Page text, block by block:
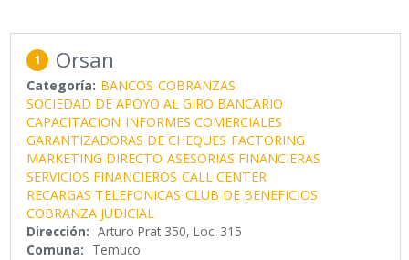
1 Orsan
Categoría: BANCOS COBRANZAS
SOCIEDAD DE APOYO AL GIRO BANCARIO
CAPACITACION INFORMES COMERCIALES
GARANTIZADORAS DE CHEQUES FACTORING
MARKETING DIRECTO ASESORIAS FINANCIERAS
SERVICIOS FINANCIEROS CALL CENTER
RECARGAS TELEFONICAS CLUB DE BENEFICIOS
COBRANZA JUDICIAL
Dirección: Arturo Prat 350, Loc. 315
Comuna: Temuco